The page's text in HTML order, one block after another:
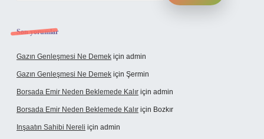
Son yorumlar
Gazın Genleşmesi Ne Demek için admin
Gazın Genleşmesi Ne Demek için Şermin
Borsada Emir Neden Beklemede Kalır için admin
Borsada Emir Neden Beklemede Kalır için Bozkır
Inşaatın Sahibi Nereli için admin